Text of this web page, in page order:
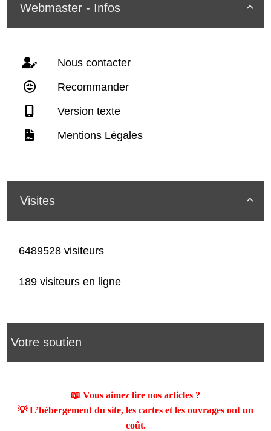

Webmaster - Infos
Nous contacter
Recommander
Version texte
Mentions Légales

Visites
6489528 visiteurs
189 visiteurs en ligne
Votre soutien
📖 Vous aimez lire nos articles ?
💡 L’hébergement du site, les cartes et les ouvrages ont un
coût.